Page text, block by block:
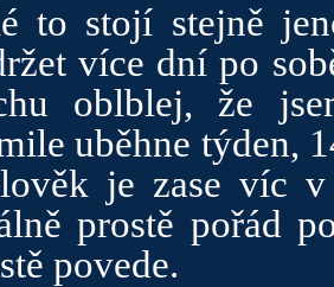
to stojí stejně
více dní po
oblblej, že
uběhne týden,
je zase víc
prostě pořád
povede.